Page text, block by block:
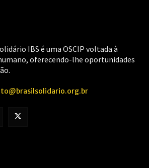
IBS é uma OSCIP voltada à
oferecendo-lhe oportunidades